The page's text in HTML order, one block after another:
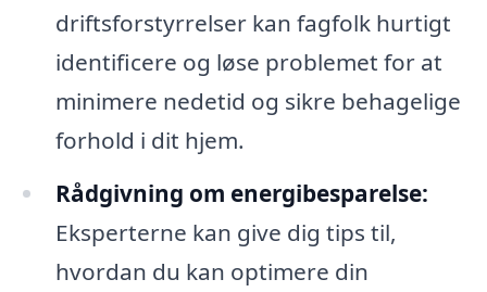
driftsforstyrrelser kan fagfolk hurtigt
identificere og løse problemet for at
minimere nedetid og sikre behagelige
forhold i dit hjem.
Rådgivning om energibesparelse:
Eksperterne kan give dig tips til,
hvordan du kan optimere din